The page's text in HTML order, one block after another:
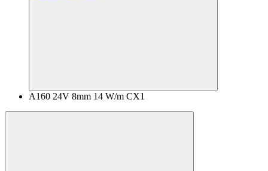
A160 24V 8mm 14 W/m CX1